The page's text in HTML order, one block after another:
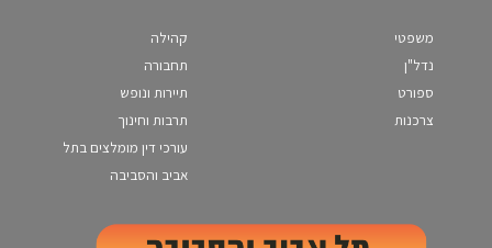
משפטי
נדל"ן
ספורט
צרכנות
קהילה
תחבורה
תיירות ונופש
תרבות וחינוך
עורכי דין מומלצים בתל
אביב והסביבה